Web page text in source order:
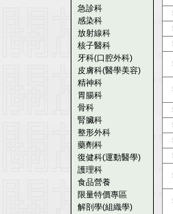
急診科
感染科
放射線科
核子醫科
牙科(口腔外科)
皮膚科(醫學美容)
精神科
胃腸科
骨科
腎臟科
整形外科
藥劑科
復健科(運動醫學)
護理科
食品營養
限量特價專區
解剖學(組織學)